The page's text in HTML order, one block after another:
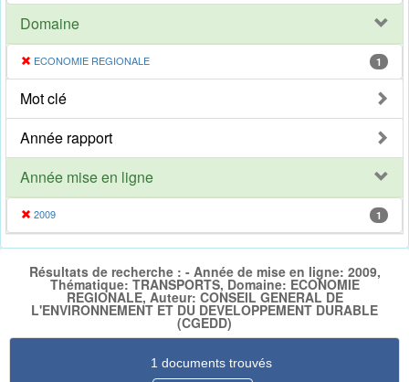
Domaine
ECONOMIE REGIONALE 1
Mot clé
Année rapport
Année mise en ligne
2009 1
Résultats de recherche : - Année de mise en ligne: 2009,
Thématique: TRANSPORTS, Domaine: ECONOMIE
REGIONALE, Auteur: CONSEIL GENERAL DE
L'ENVIRONNEMENT ET DU DEVELOPPEMENT DURABLE
(CGEDD)
1 documents trouvés